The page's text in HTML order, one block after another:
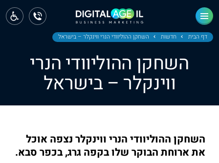
דף הבית חדשות השחקן ההוליוודי הנרי ווינקלר – בישראל
השחקן ההוליוודי הנרי
ווינקלר – בישראל
השחקן ההוליוודי הנרי ווינקלר נצפה אוכל
את ארוחת הבוקר שלו בקפה גרג, בכפר סבא.
ראשי
חדשות
מחוז צפון
מחוז חיפה
מחוז מרכז
ירושלים